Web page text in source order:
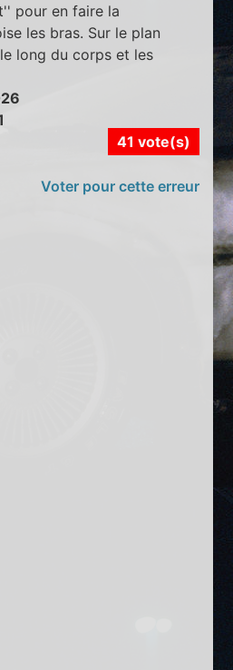
pour en faire la
les bras. Sur le plan
long du corps et les
41 vote(s)
Voter pour cette erreur